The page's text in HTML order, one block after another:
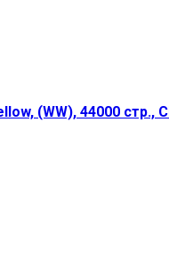
(WW), 44000 стр.,